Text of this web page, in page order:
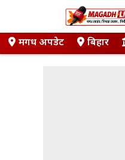
content
मगध अपडेट बिहार